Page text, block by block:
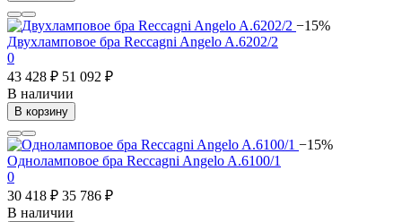
−15%
Двухламповое бра Reccagni Angelo A.6202/2
0
43 428 ₽ 51 092 ₽
В наличии
В корзину
−15%
Одноламповое бра Reccagni Angelo A.6100/1
0
30 418 ₽ 35 786 ₽
В наличии